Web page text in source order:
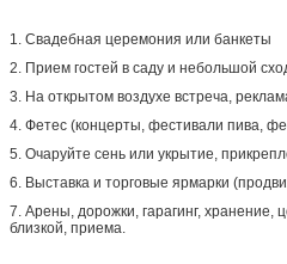
1. Свадебная церемония или банкеты
2. Прием гостей в саду и небольшой
3. На открытом воздухе встреча,
4. Фетес (концерты, фестивали пива,
5. Очаруйте сень или укрытие,
6. Выставка и торговые ярмарки
7. Арены, дорожки, гарагинг, хранение,
близкой, приема.